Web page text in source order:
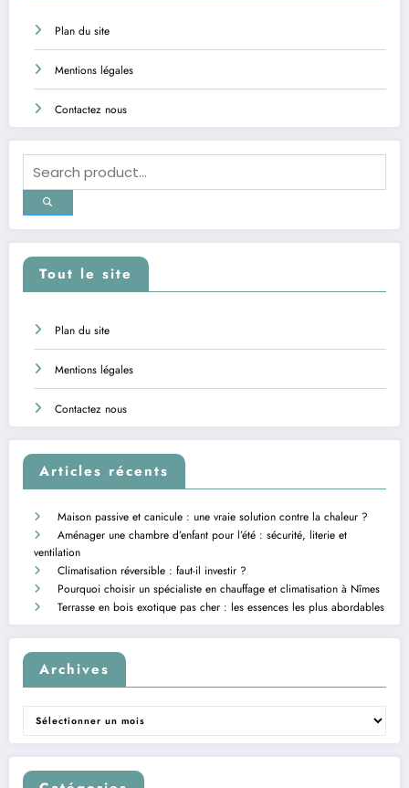
Plan du site
Mentions légales
Contactez nous
Tout le site
Plan du site
Mentions légales
Contactez nous
Articles récents
Maison passive et canicule : une vraie solution contre la chaleur ?
Aménager une chambre d’enfant pour l’été : sécurité, literie et
ventilation
Climatisation réversible : faut-il investir ?
Pourquoi choisir un spécialiste en chauffage et climatisation à Nîmes
Terrasse en bois exotique pas cher : les essences les plus abordables
Archives
Archives